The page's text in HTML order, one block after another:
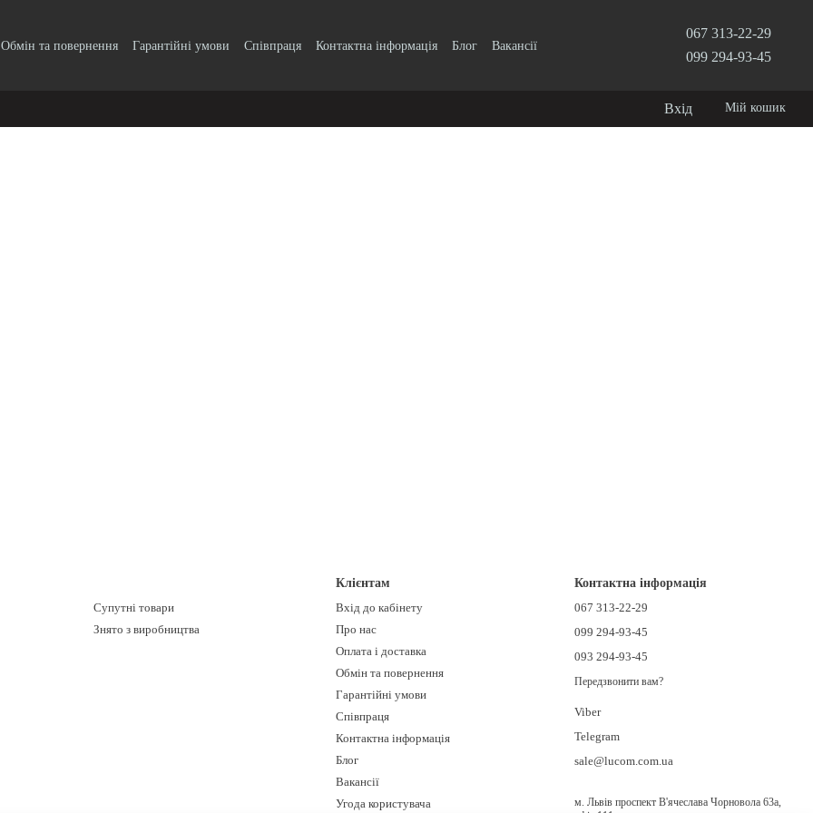
Обмін та повернення Гарантійні умови Співпраця Контактна інформація Блог
Вакансії
067 313-22-29
099 294-93-45
Вхід Мій кошик
Супутні товари
Знято з виробництва
Клієнтам
Вхід до кабінету
Про нас
Оплата і доставка
Обмін та повернення
Гарантійні умови
Співпраця
Контактна інформація
Блог
Вакансії
Угода користувача
Контактна інформація
067 313-22-29
099 294-93-45
093 294-93-45
Передзвонити вам?
Viber
Telegram
sale@lucom.com.ua
м. Львів проспект В'ячеслава Чорновола 63а,